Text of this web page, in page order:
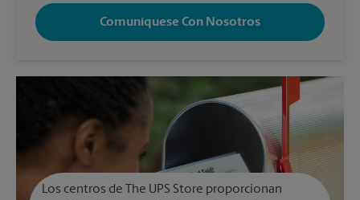
Comuníquese Con Nosotros
Los centros de The UPS Store proporcionan